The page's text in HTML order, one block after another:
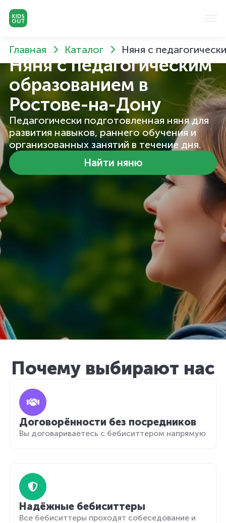
Главная Каталог Няня с
Няня с педагогическим
образованием в
Ростове-на-Дону
Педагогически подготовленная няня для
развития навыков, раннего обучения и
организованных занятий в течение дня.
Найти няню
Почему выбирают нас
Договорённости без посредников
Вы договариваетесь с бебиситтером напрямую
Надёжные бебиситтеры
Все бебиситтеры проходят собеседование и